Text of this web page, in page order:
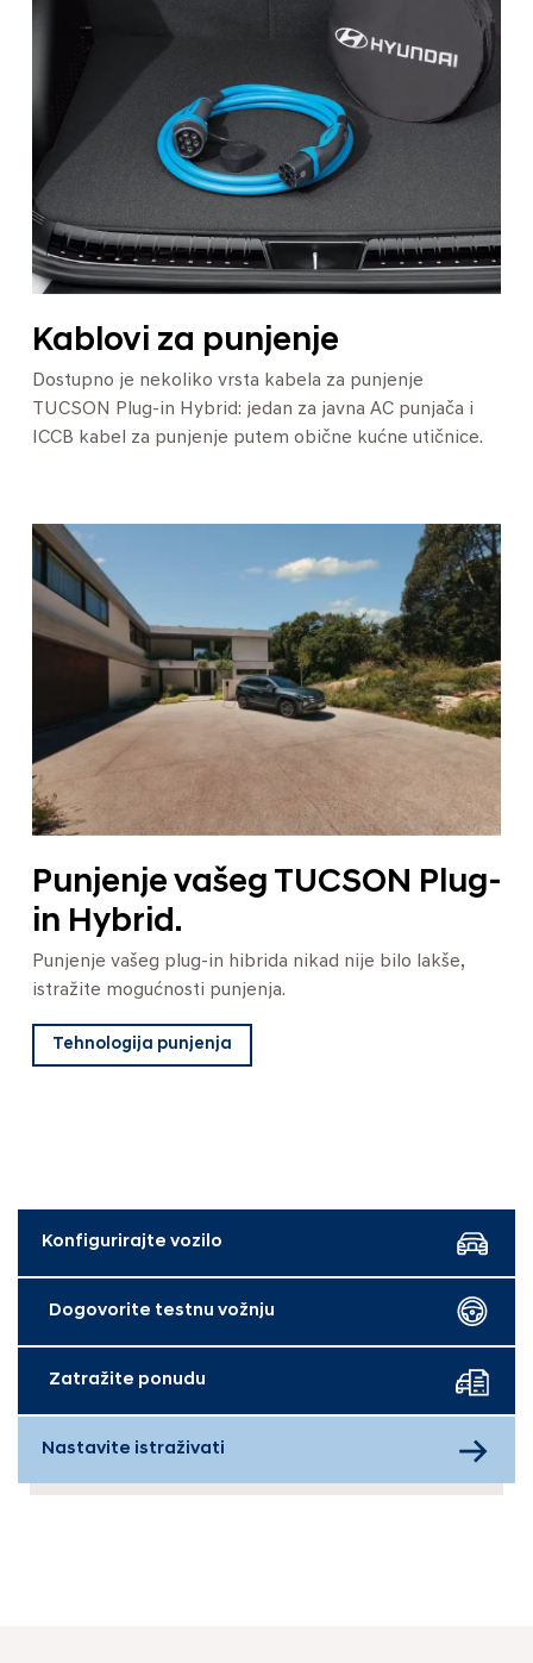
Kablovi za punjenje
Dostupno je nekoliko vrsta kabela za punjenje
TUCSON Plug-in Hybrid: jedan za javna AC punjača i
ICCB kabel za punjenje putem obične kućne utičnice.
Punjenje vašeg TUCSON Plug-
in Hybrid.
Punjenje vašeg plug-in hibrida nikad nije bilo lakše,
istražite mogućnosti punjenja.
Tehnologija punjenja
Konfigurirajte vozilo
Dogovorite testnu vožnju
Zatražite ponudu
Nastavite istraživati